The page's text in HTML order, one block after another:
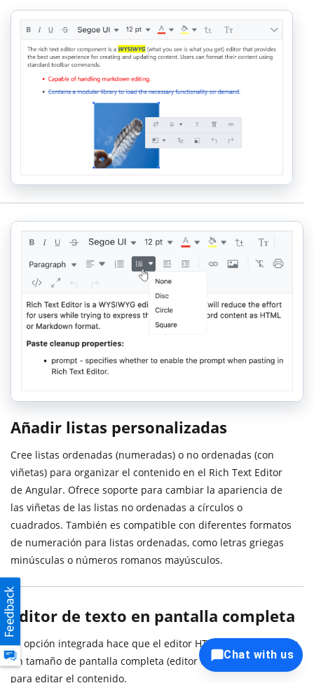
Añadir listas personalizadas
Cree listas ordenadas (numeradas) o no ordenadas (con
viñetas) para organizar el contenido en el Rich Text Editor
de Angular. Ofrece soporte para cambiar la apariencia de
las viñetas de las listas no ordenadas a círculos o
cuadrados. También es compatible con diferentes formatos
de numeración para listas ordenadas, como letras griegas
minúsculas o números romanos mayúsculos.
Editor de texto en pantalla completa
La opción integrada hace que el editor HTML WYSIWYG tenga
un tamaño de pantalla completa (editor de página completa)
para editar el contenido.
Chat with us